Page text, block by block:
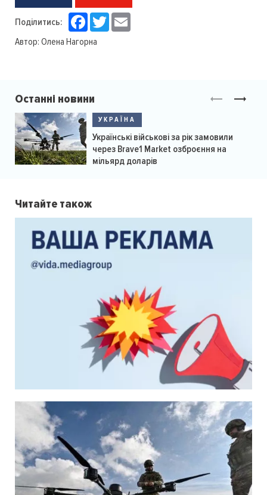
Поділитись: Facebook
Twitter
Автор: Олена Нагорна
Останні новини
УКРАЇНА
Українські військові за рік замовили
через Brave1 Market озброєння на
мільярд доларів
Читайте також